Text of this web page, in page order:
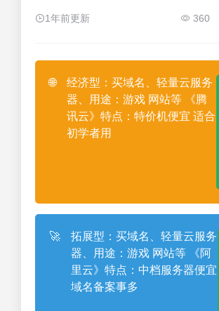
1年前更新 360
🌐
经济型：买域名、轻量云服务
器、用途：游戏 网站等 《腾
讯云》特点：特价机便宜 适合
初学者用
🚀
拓展型：买域名、轻量云服务
器、用途：游戏 网站等 《阿
里云》特点：中档服务器便宜
域名备案事多